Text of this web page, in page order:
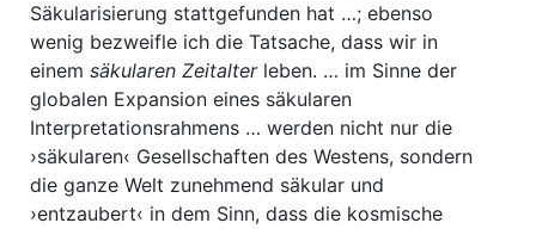
Säkularisierung stattgefunden hat …; ebenso
wenig bezweifle ich die Tatsache, dass wir in
einem säkularen Zeitalterleben. … im Sinne der
globalen Expansion eines säkularen
Interpretationsrahmens … werden nicht nur die
›säkularen‹ Gesellschaften des Westens, sondern
die ganze Welt zunehmend säkular und
›entzaubert‹ in dem Sinn, dass die kosmische